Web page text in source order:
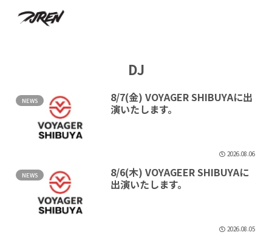
DJ
NEWS
8/7(金) VOYAGER SHIBUYAに出
演いたします。
2026.08.06
NEWS
8/6(木) VOYAGEER SHIBUYAに
出演いたします。
2026.08.05